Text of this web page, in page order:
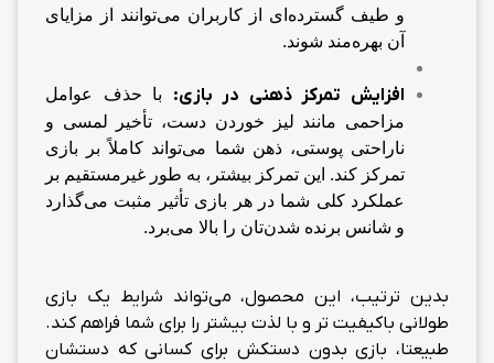
و طیف گسترده‌ای از کاربران می‌توانند از مزایای
آن بهره‌مند شوند.
افزایش تمرکز ذهنی در بازی: با حذف عوامل
مزاحمی مانند لیز خوردن دست، تأخیر لمسی و
ناراحتی پوستی، ذهن شما می‌تواند کاملاً بر بازی
تمرکز کند. این تمرکز بیشتر، به طور غیرمستقیم بر
عملکرد کلی شما در هر بازی تأثیر مثبت می‌گذارد
و شانس برنده شدن‌تان را بالا می‌برد.
بدین ترتیب، این محصول، می‌تواند شرایط یک بازی
طولانی باکیفیت تر و با لذت بیشتر را برای شما فراهم کند.
طبیعتا، بازی بدون دستکش برای کسانی که دستشان